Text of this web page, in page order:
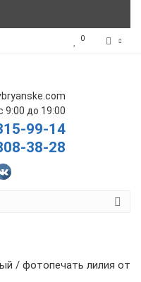
0
9:00 до 19:00
99-14
38-28
/ фотопечать лилия от